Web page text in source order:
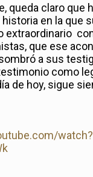
queda claro que
en la que
extraordinario
que ese
a sus
como
de hoy, sigue
watch?